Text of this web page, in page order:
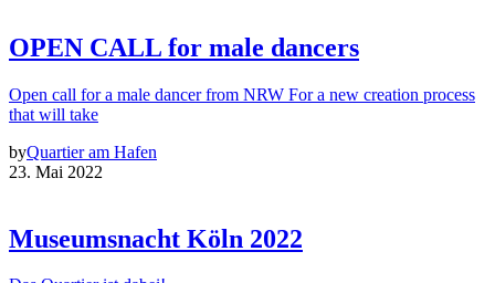
OPEN CALL for male dancers
Open call for a male dancer from NRW For a new creation process
that will take
byQuartier am Hafen
23. Mai 2022
Museumsnacht Köln 2022